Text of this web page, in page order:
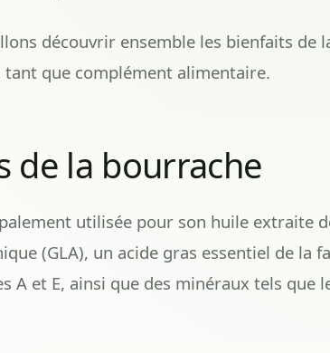
découvrir ensemble les bienfaits de
tant que complément alimentaire.
de la bourrache
utilisée pour son huile extraite
(GLA), un acide gras essentiel de la
A et E, ainsi que des minéraux tels que